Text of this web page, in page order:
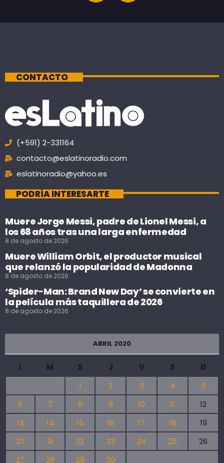
CONTACTO
(+591) 2-331164
contacto@eslatinoradio.com
eslatinoradio@yahoo.es
PODRÍA INTERESARTE
Muere Jorge Messi, padre de Lionel Messi, a
los 68 años tras una larga enfermedad
8 de agosto de 2026
Muere William Orbit, el productor musical
que relanzó la popularidad de Madonna
8 de agosto de 2026
‘Spider-Man: Brand New Day’ se convierte en
la película más taquillera de 2026
8 de agosto de 2026
ABRIL 2020
L M X J V S
D
1
2 3 4
5
6
7 8 9 10 11
12
13
14 15 16 17 18
19
20
21 22 23 24 25
26
27
28 29 30